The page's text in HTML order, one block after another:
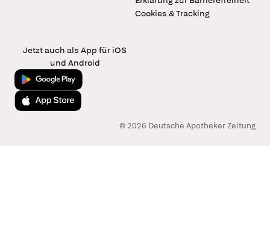
Cookies & Tracking
Jetzt auch als App für iOS
und Android
Jetzt bei Google Play
Laden im App Store
© 2026 Deutsche Apotheker Zeitung